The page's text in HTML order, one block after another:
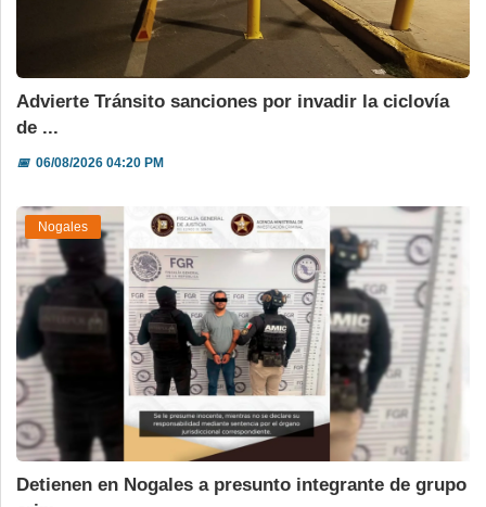
Advierte Tránsito sanciones por invadir la ciclovía
de ...
📅06/08/2026 04:20 PM
Nogales
Detienen en Nogales a presunto integrante de grupo